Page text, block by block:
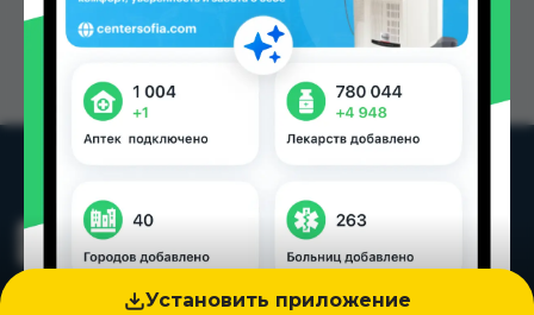
Установить приложение